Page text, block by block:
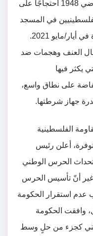
المواطنين في إسرائيل في مدن أراضي 1948 احتجاجًا على
في المسجد
الأقصى وما تلاه من قصفٍ على غزة في أيار/مايو 2021.
العنف وهجمات ضد
يكثر فيها
على نطاق واسع،
جهاز شرطتها.
الفلسطينية
أعلن رئيس
الحرس الوطني
في حزيران/يونيو 2022. غير أنّ تأسيس الحرس
حتى مطلع 2023 بسبب عدم استقرار الحكومة
وافقت الحكومة
كجزء من حلٍ وسط